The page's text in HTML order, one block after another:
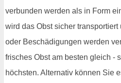
verbunden werden als in Form
wird das Obst sicher
oder Beschädigungen werden
frisches Obst am besten gleich -
höchsten. Alternativ können Sie